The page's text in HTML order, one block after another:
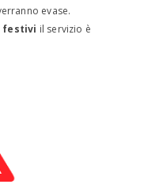
evase.
festivi il servizio è